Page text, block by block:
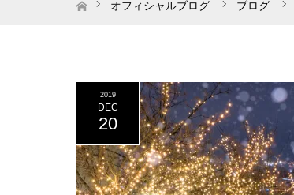
ホームオフィシャルブログ ブログ
2019
DEC
20